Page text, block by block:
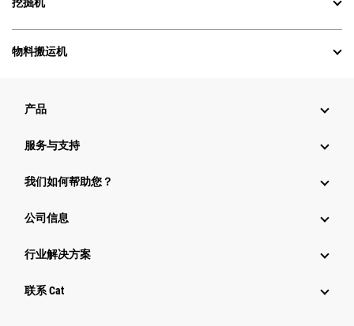
物料搬运机
产品
服务与支持
我们如何帮助您？
公司信息
行业解决方案
行业
联系 Cat